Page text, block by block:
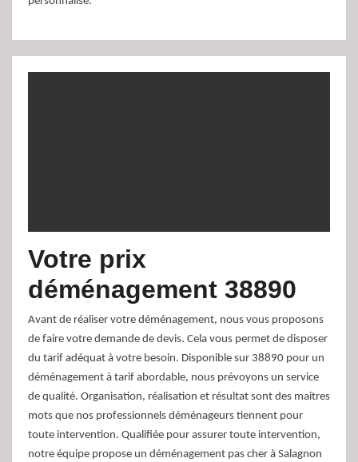
Votre prix
déménagement 38890
Avant de réaliser votre déménagement, nous vous proposons
de faire votre demande de devis. Cela vous permet de disposer
du tarif adéquat à votre besoin. Disponible sur 38890 pour un
déménagement à tarif abordable, nous prévoyons un service
de qualité. Organisation, réalisation et résultat sont des maitres
mots que nos professionnels déménageurs tiennent pour
toute intervention. Qualifiée pour assurer toute intervention,
notre équipe propose un déménagement pas cher à Salagnon